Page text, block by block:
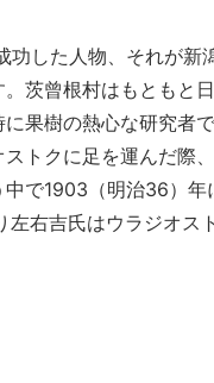
した人物、それが新
茨曾根村はもともと
果樹の熱心な研究
トクに足を運んだ
で1903（明治36）
右吉氏はウラジオス